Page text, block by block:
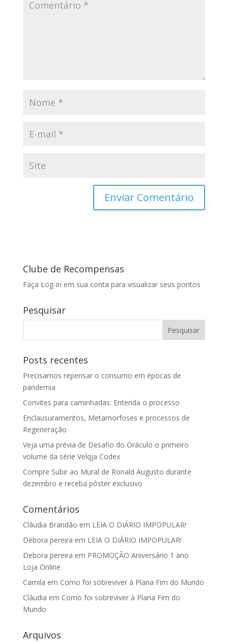
Clube de Recompensas
Faça Log-in em sua conta para visualizar seus pontos
Pesquisar
Posts recentes
Precisamos repensar o consumo em épocas de
pandemia
Convites para caminhadas: Entenda o processo
Enclausuramentos, Metamorfoses e processos de
Regeneração
Veja uma prévia de Desafio do Oráculo o primeiro
volume da série Velqja Codex
Compre Subir ao Mural de Ronald Augusto durante
dezembro e receba pôster exclusivo
Comentários
Cláudia Brandão em LEIA O DIÁRIO IMPOPULAR!
Débora pereira em LEIA O DIÁRIO IMPOPULAR!
Debora pereira em PROMOÇÃO Aniversário 1 ano
Loja Online
Camila em Como foi sobreviver à Plana Fim do Mundo
Cláudia em Como foi sobreviver à Plana Fim do
Mundo
Arquivos